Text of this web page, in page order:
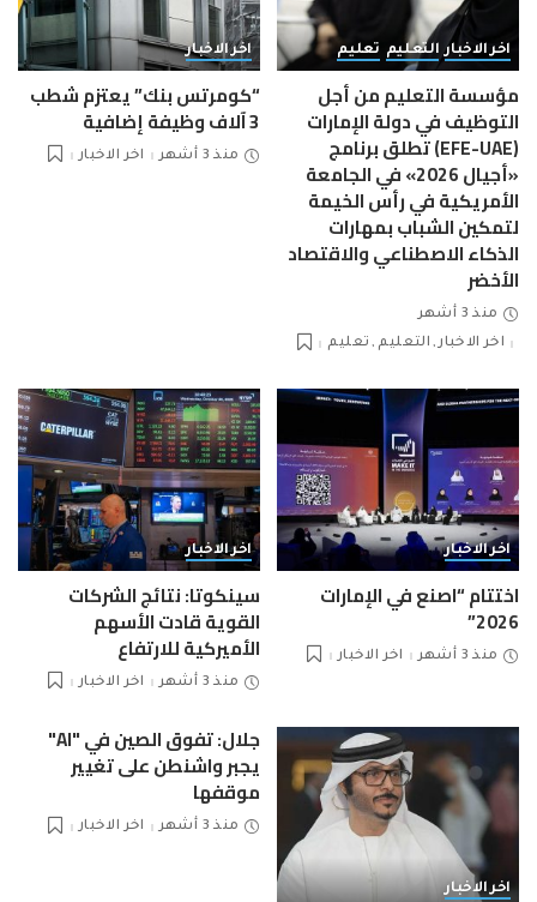
اخر الاخبار التعليم تعليم
مؤسسة التعليم من أجل
التوظيف في دولة الإمارات
(EFE-UAE) تطلق برنامج
«أجيال 2026» في الجامعة
الأمريكية في رأس الخيمة
لتمكين الشباب بمهارات
الذكاء الاصطناعي والاقتصاد
الأخضر
منذ 3 أشهر
اخر الاخبار
التعليم تعليم
اخر الاخبار
“كومرتس بنك” يعتزم شطب
3 آلاف وظيفة إضافية
منذ 3 أشهر اخر الاخبار
اخر الاخبار
اختتام “اصنع في الإمارات
2026”
منذ 3 أشهر اخر الاخبار
اخر الاخبار
سينكوتا: نتائج الشركات
القوية قادت الأسهم
الأميركية للارتفاع
منذ 3 أشهر اخر الاخبار
اخر الاخبار
جلال: تفوق الصين في "AI"
يجبر واشنطن على تغيير
موقفها
منذ 3 أشهر اخر الاخبار